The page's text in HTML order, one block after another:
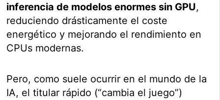
inferencia de modelos enormes sin GPU,
reduciendo drásticamente el coste
energético y mejorando el rendimiento en
CPUs modernas.
Pero, como suele ocurrir en el mundo de la
IA, el titular rápido (“cambia el juego”)